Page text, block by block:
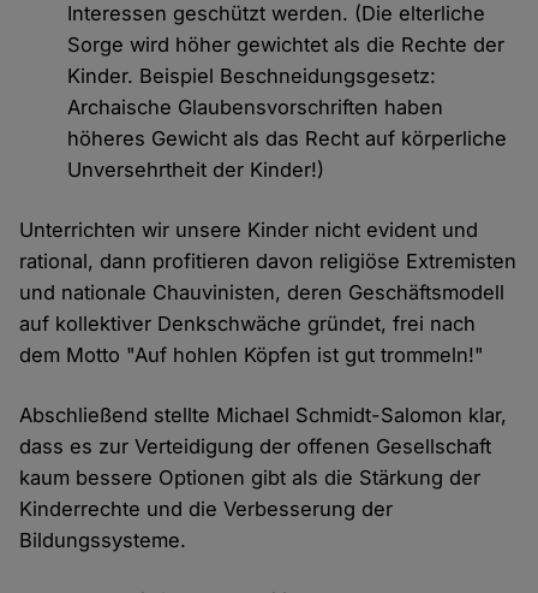
Interessen geschützt werden. (Die elterliche
Sorge wird höher gewichtet als die Rechte der
Kinder. Beispiel Beschneidungsgesetz:
Archaische Glaubensvorschriften haben
höheres Gewicht als das Recht auf körperliche
Unversehrtheit der Kinder!)
Unterrichten wir unsere Kinder nicht evident und
rational, dann profitieren davon religiöse Extremisten
und nationale Chauvinisten, deren Geschäftsmodell
auf kollektiver Denkschwäche gründet, frei nach
dem Motto "Auf hohlen Köpfen ist gut trommeln!"
Abschließend stellte Michael Schmidt-Salomon klar,
dass es zur Verteidigung der offenen Gesellschaft
kaum bessere Optionen gibt als die Stärkung der
Kinderrechte und die Verbesserung der
Bildungssysteme.